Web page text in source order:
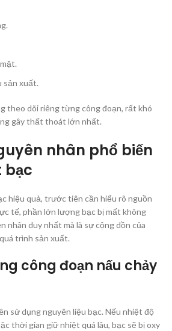
sản xuất.
theo dõi riêng từng công đoạn, rất khó
gây thất thoát lớn nhất.
nhân phổ biến
bạc
hiệu quả, trước tiên cần hiểu rõ nguồn
tế, phần lớn lượng bạc bị mất không
nhân duy nhất mà là sự cộng dồn của
trình sản xuất.
công đoạn nấu chảy
sử dụng nguyên liệu bạc. Nếu nhiệt độ
thời gian giữ nhiệt quá lâu, bạc sẽ bị oxy